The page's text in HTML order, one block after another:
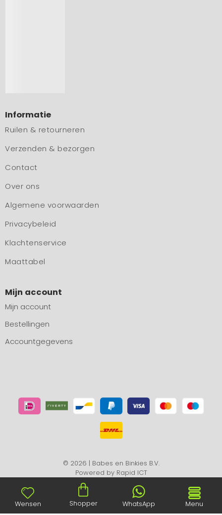
Informatie
Ruilen & retourneren
Verzenden & bezorgen
Contact
Over ons
Algemene voorwaarden
Privacybeleid
Klachtenservice
Maattabel
Mijn account
Mijn account
Bestellingen
Accountgegevens
© 2026 | Babes en Binkies B.V.
Powered by Rapid ICT
Wensen Shopper WhatsApp Menu